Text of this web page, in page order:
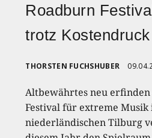
Roadburn
trotz Kostendruck
THORSTEN FUCHSHUBER
Altbewährtes neu erfinden
Festival für extreme Musik
niederländischen Tilburg